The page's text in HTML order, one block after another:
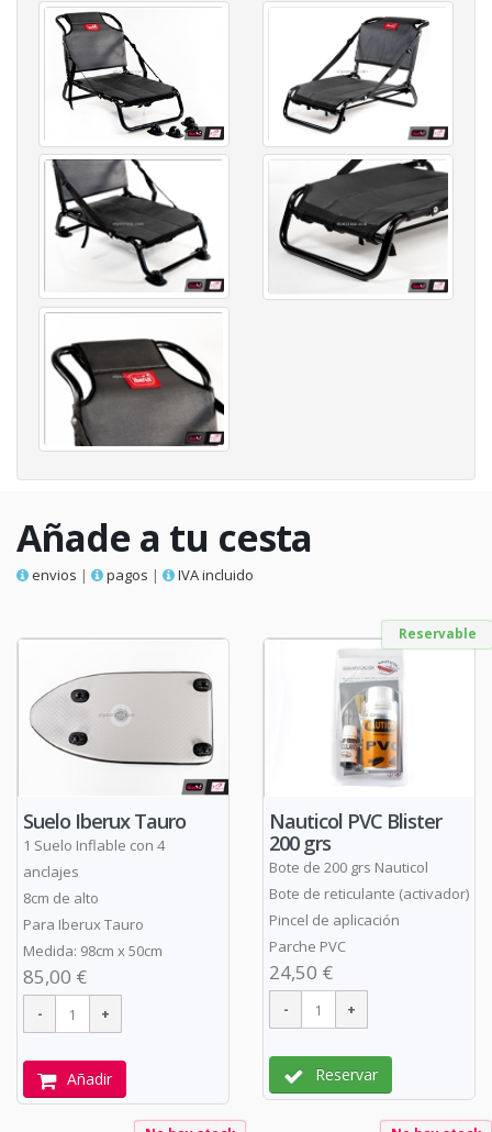
Añade a tu cesta
envios | pagos | IVA incluido
Suelo Iberux Tauro
1 Suelo Inflable con 4
anclajes
8cm de alto
Para Iberux Tauro
Medida: 98cm x 50cm
85,00 €
Añadir
Reservable
Nauticol PVC Blister
200 grs
Bote de 200 grs Nauticol
Bote de reticulante (activador)
Pincel de aplicación
Parche PVC
24,50 €
Reservar